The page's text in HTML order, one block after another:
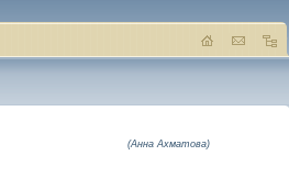
(Анна Ахматова)